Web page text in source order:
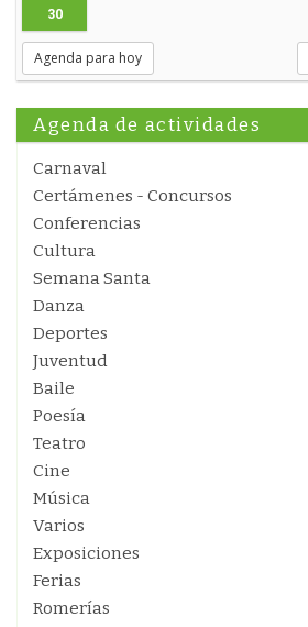
30
Agenda para hoy
Agenda de actividades
Carnaval
Certámenes - Concursos
Conferencias
Cultura
Semana Santa
Danza
Deportes
Juventud
Baile
Poesía
Teatro
Cine
Música
Varios
Exposiciones
Ferias
Romerías